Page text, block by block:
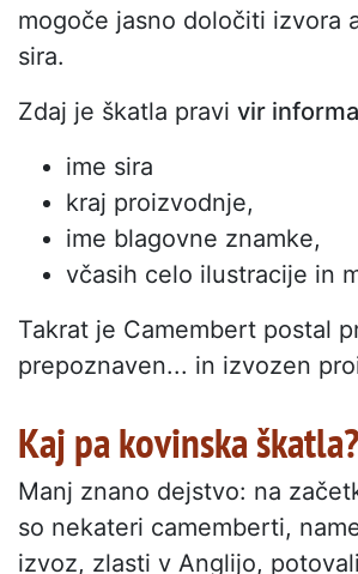
mogoče jasno določiti izvora
sira.
Zdaj je škatla pravi vir
ime sira
kraj proizvodnje,
ime blagovne znamke,
včasih celo ilustracije in
Takrat je Camembert postal
prepoznaven... in izvozen
Kaj pa kovinska škatla?
Manj znano dejstvo: na
so nekateri camemberti,
izvoz, zlasti v Anglijo,